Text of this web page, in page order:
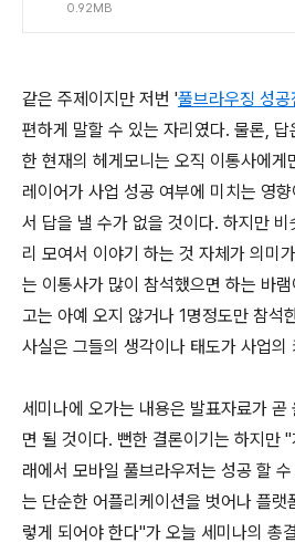
0.92MB
같은 주제이지만 저번 '풀브라우징 성
편하게 말할 수 있는 자리였다. 물론,
한 현재의 헤게모니는 오직 이통사에게
레이어가 사업 성공 여부에 미치는 영
서 답을 낼 수가 없을 것이다. 하지만 비
리 모여서 이야기 하는 것 자체가 의미
는 이통사가 많이 참석했으면 하는 바
고는 아예 오지 않거나 1명정도만 참석
사실은 그들의 생각이나 태도가 사업의
세미나에 오가는 내용은 발표자료가 곧
면 될 것이다. 뻔한 결론이기는 하지만
래에서 모바일 풀브라우저는 성공 할
는 단순한 어플리케이션을 벗어나 플랫
렇게 되어야 한다"가 오늘 세미나의 총